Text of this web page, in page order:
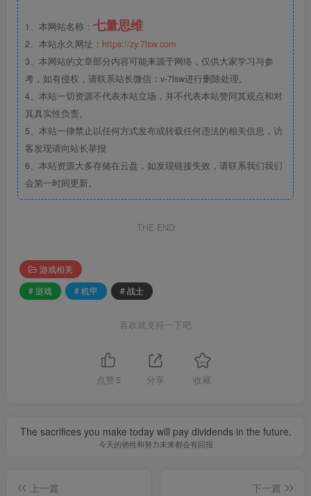
1、本网站名称： 七量思维
2、本站永久网址： https://zy.7lsw.com
3、本网站的文章部分内容可能来源于网络，仅供大家学习与参
考，如有侵权，请联系站长微信：v-7lsw进行删除处理。
4、本站一切资源不代表本站立场，并不代表本站赞同其观点和对
其真实性负责。
5、本站一律禁止以任何方式发布或转载任何违法的相关信息，访
客发现请向站长举报
6、本站资源大多存储在云盘，如发现链接失效，请联系我们我们
会第一时间更新。
THE END
游戏相关
# 游戏
# 机甲 # 战士
喜欢就支持一下吧
点赞 5 分享 收藏
The sacrifices you make today will pay dividends in the future.
今天的牺牲和努力未来都会有回报
上一篇
下一篇